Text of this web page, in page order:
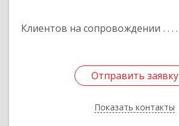
Клиентов на сопровождении
Отправить заявку
Показать контакты
Отправить заявку
Назад